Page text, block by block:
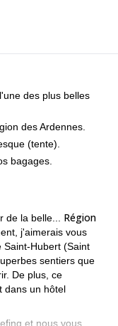
des plus belles
des Ardennes.
(tente).
bagages.
de la belle... Région
j'aimerais vous
Saint-Hubert (Saint
sentiers que
De plus, ce
dans un hôtel
et nous vous